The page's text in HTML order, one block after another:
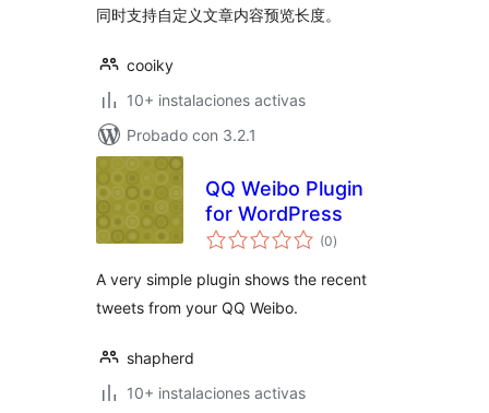
同时支持自定义文章内容预览长度。
cooiky
10+ instalaciones activas
Probado con 3.2.1
QQ Weibo Plugin
for WordPress
(0total
de
)
A very simple plugin shows the recent
tweets from your QQ Weibo.
shapherd
10+ instalaciones activas